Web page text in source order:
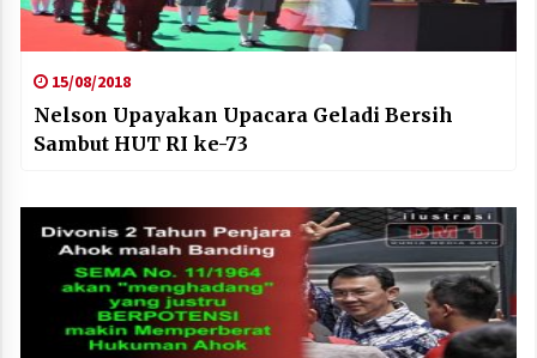
15/08/2018
Nelson Upayakan Upacara Geladi Bersih
Sambut HUT RI ke-73